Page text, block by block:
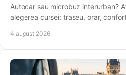
Autocar sau microbuz interurban?
alegerea cursei: traseu, orar,
4 august 2026